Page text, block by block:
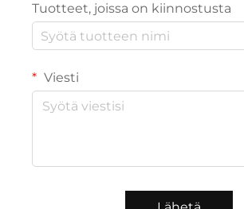
Tuotteet, joissa on kiinnostusta
Viesti